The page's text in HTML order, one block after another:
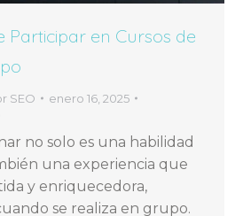
Participar en Cursos de
SEO
enero 16, 2025
no solo es una habilidad
una experiencia que
y enriquecedora,
se realiza en grupo.